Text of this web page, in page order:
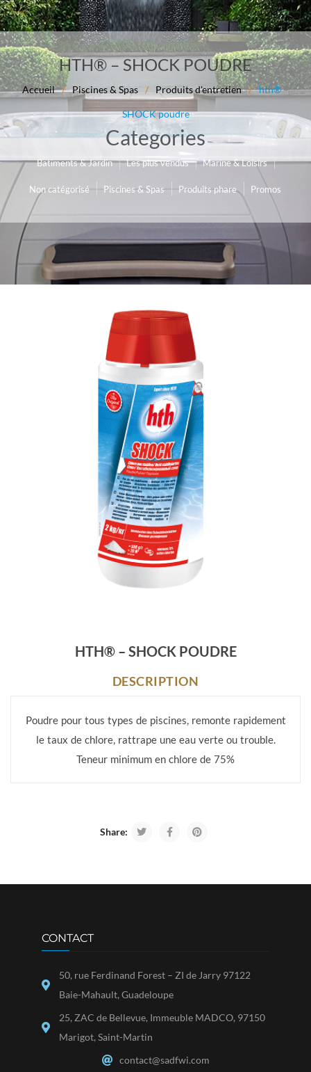
HTH® – SHOCK POUDRE
Accueil / Piscines & Spas / Produits d'entretien / hth® –
SHOCK poudre
Categories
Batiments & Jardin Les plus vendus Marine & Loisirs
Non catégorisé Piscines & Spas Produits phare Promos
HTH® – SHOCK POUDRE
DESCRIPTION
Poudre pour tous types de piscines, remonte rapidement
le taux de chlore, rattrape une eau verte ou trouble.
Teneur minimum en chlore de 75%
Share:
CONTACT
50, rue Ferdinand Forest – ZI de Jarry 97122
Baie-Mahault, Guadeloupe
25, ZAC de Bellevue, Immeuble MADCO, 97150
Marigot, Saint-Martin
contact@sadfwi.com